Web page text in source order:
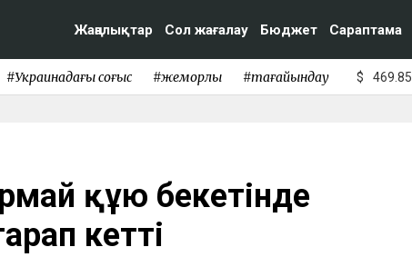
Жаңалықтар Сол жағалау Бюджет Сараптама
#Украинадағы соғыс #жемқорлық #тағайындау $ 469.85
құю бекетінде
кетті